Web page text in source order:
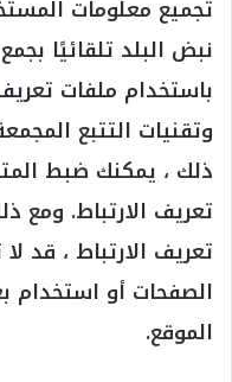
تجميع معلومات
نبض البلد تلقائيًا
باستخدام ملفات
وتقنيات التتبع
ذلك ، يمكنك ضبط
تعريف الارتباط. ومع
تعريف الارتباط ، قد
الصفحات أو
الموقع.